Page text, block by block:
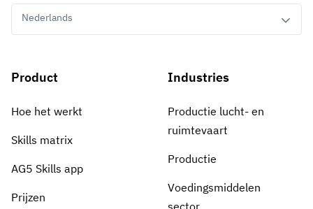
Nederlands
Product
Hoe het werkt
Skills matrix
AG5 Skills app
Prijzen
Industries
Productie lucht- en
ruimtevaart
Productie
Voedingsmiddelen